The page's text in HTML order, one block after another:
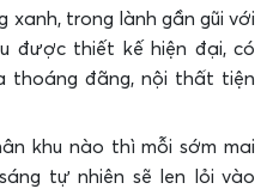
xanh, trong lành gần gũi với
được thiết kế hiện đại, có
thoáng đãng, nội thất tiện
khu nào thì mỗi sớm mai
tự nhiên sẽ len lỏi vào